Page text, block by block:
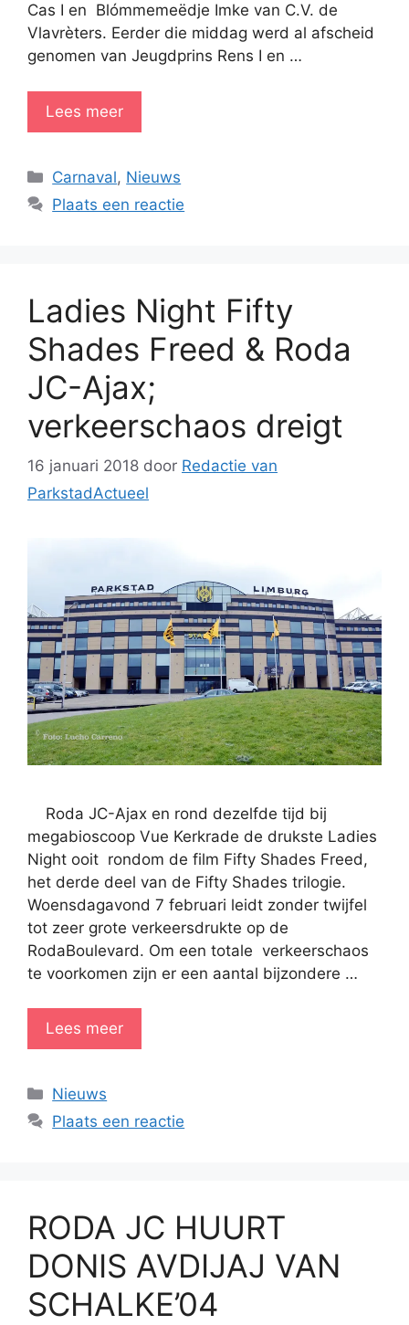
Cas I en Blómmemeëdje Imke van C.V. de
Vlavrèters. Eerder die middag werd al afscheid
genomen van Jeugdprins Rens I en …
Lees meer
Categorieën
Carnaval, Nieuws
Plaats een reactie
Ladies Night Fifty
Shades Freed & Roda
JC-Ajax;
verkeerschaos dreigt
16 januari 2018 door Redactie van
ParkstadActueel
Roda JC-Ajax en rond dezelfde tijd bij
megabioscoop Vue Kerkrade de drukste Ladies
Night ooit rondom de film Fifty Shades Freed,
het derde deel van de Fifty Shades trilogie.
Woensdagavond 7 februari leidt zonder twijfel
tot zeer grote verkeersdrukte op de
RodaBoulevard. Om een totale verkeerschaos
te voorkomen zijn er een aantal bijzondere …
Lees meer
Categorieën
Nieuws
Plaats een reactie
RODA JC HUURT
DONIS AVDIJAJ VAN
SCHALKE’04